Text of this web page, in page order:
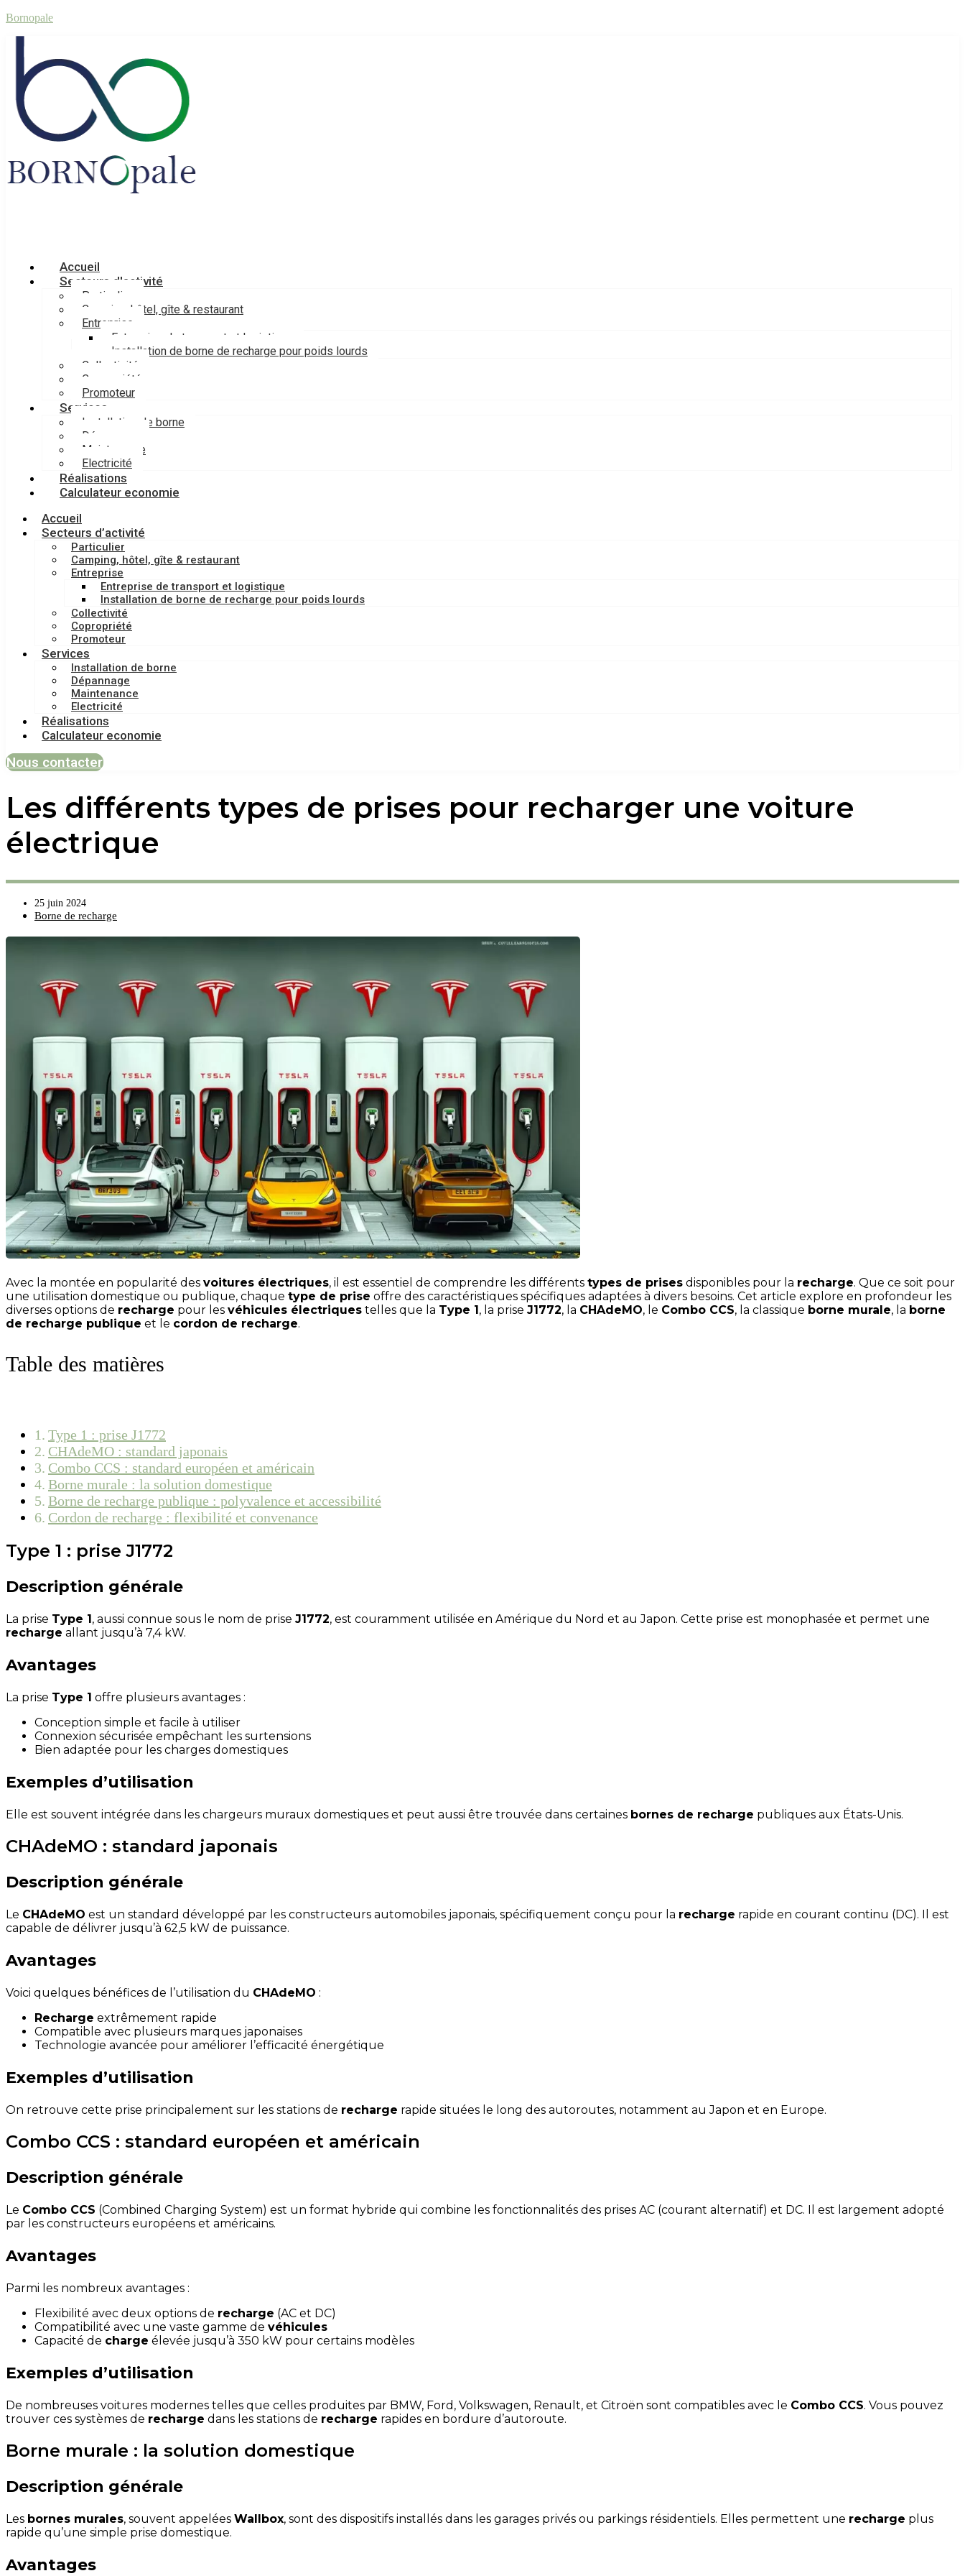
Bornopale
Accueil
Secteurs d'activité
Particulier
Camping, hôtel, gîte & restaurant
Entreprise
Entreprise de transport et logistique
Installation de borne de recharge pour poids lourds
Collectivité
Copropriété
Promoteur
Services
Installation de borne
Dépannage
Maintenance
Electricité
Réalisations
Calculateur economie
Accueil
Secteurs d’activité
Particulier
Camping, hôtel, gîte & restaurant
Entreprise
Entreprise de transport et logistique
Installation de borne de recharge pour poids lourds
Collectivité
Copropriété
Promoteur
Services
Installation de borne
Dépannage
Maintenance
Electricité
Réalisations
Calculateur economie
Nous contacter
Les différents types de prises pour recharger une voiture
électrique
25 juin 2024
Borne de recharge
Avec la montée en popularité des voitures électriques, il est essentiel de comprendre les différents types de prises disponibles pour la recharge. Que ce soit pour
une utilisation domestique ou publique, chaque type de prise offre des caractéristiques spécifiques adaptées à divers besoins. Cet article explore en profondeur les
diverses options de recharge pour les véhicules électriques telles que la Type 1, la prise J1772, la CHAdeMO, le Combo CCS, la classique borne murale, la borne
de recharge publique et le cordon de recharge.
Table des matières
Type 1 : prise J1772
CHAdeMO : standard japonais
Combo CCS : standard européen et américain
Borne murale : la solution domestique
Borne de recharge publique : polyvalence et accessibilité
Cordon de recharge : flexibilité et convenance
Type 1 : prise J1772
Description générale
La prise Type 1, aussi connue sous le nom de prise J1772, est couramment utilisée en Amérique du Nord et au Japon. Cette prise est monophasée et permet une
recharge allant jusqu’à 7,4 kW.
Avantages
La prise Type 1 offre plusieurs avantages :
Conception simple et facile à utiliser
Connexion sécurisée empêchant les surtensions
Bien adaptée pour les charges domestiques
Exemples d’utilisation
Elle est souvent intégrée dans les chargeurs muraux domestiques et peut aussi être trouvée dans certaines bornes de recharge publiques aux États-Unis.
CHAdeMO : standard japonais
Description générale
Le CHAdeMO est un standard développé par les constructeurs automobiles japonais, spécifiquement conçu pour la recharge rapide en courant continu (DC). Il est
capable de délivrer jusqu’à 62,5 kW de puissance.
Avantages
Voici quelques bénéfices de l’utilisation du CHAdeMO :
Recharge extrêmement rapide
Compatible avec plusieurs marques japonaises
Technologie avancée pour améliorer l’efficacité énergétique
Exemples d’utilisation
On retrouve cette prise principalement sur les stations de recharge rapide situées le long des autoroutes, notamment au Japon et en Europe.
Combo CCS : standard européen et américain
Description générale
Le Combo CCS (Combined Charging System) est un format hybride qui combine les fonctionnalités des prises AC (courant alternatif) et DC. Il est largement adopté
par les constructeurs européens et américains.
Avantages
Parmi les nombreux avantages :
Flexibilité avec deux options de recharge (AC et DC)
Compatibilité avec une vaste gamme de véhicules
Capacité de charge élevée jusqu’à 350 kW pour certains modèles
Exemples d’utilisation
De nombreuses voitures modernes telles que celles produites par BMW, Ford, Volkswagen, Renault, et Citroën sont compatibles avec le Combo CCS. Vous pouvez
trouver ces systèmes de recharge dans les stations de recharge rapides en bordure d’autoroute.
Borne murale : la solution domestique
Description générale
Les bornes murales, souvent appelées Wallbox, sont des dispositifs installés dans les garages privés ou parkings résidentiels. Elles permettent une recharge plus
rapide qu’une simple prise domestique.
Avantages